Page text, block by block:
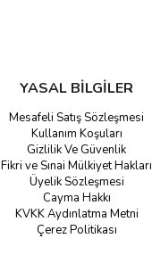
YASAL BİLGİLER
Mesafeli Satış Sözleşmesi
Kullanım Koşuları
Gizlilik Ve Güvenlik
Fikri ve Sınai Mülkiyet Hakları
Üyelik Sözleşmesi
Cayma Hakkı
KVKK Aydınlatma Metni
Çerez Politikası